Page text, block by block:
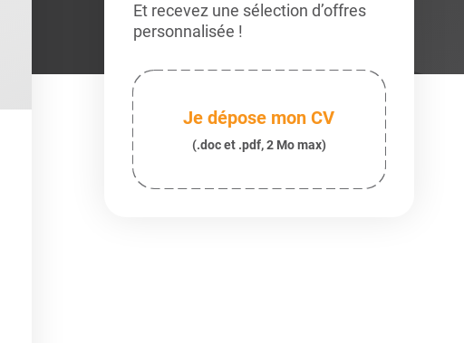
Et recevez une sélection d’offres
personnalisée !
Je dépose mon CV
(.doc et .pdf, 2 Mo max)